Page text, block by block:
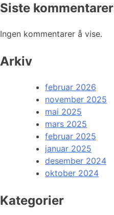
Siste kommentarer
Ingen kommentarer å vise.
Arkiv
februar 2026
november 2025
mai 2025
mars 2025
februar 2025
januar 2025
desember 2024
oktober 2024
Kategorier